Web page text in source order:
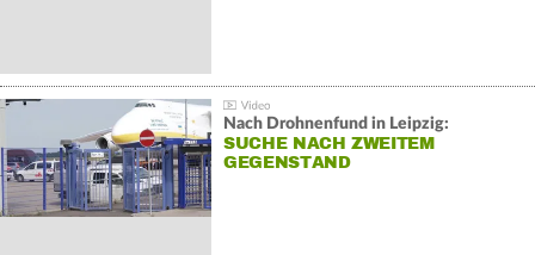
Nach Drohnenfund in Leipzig:
SUCHE NACH ZWEITEM
GEGENSTAND